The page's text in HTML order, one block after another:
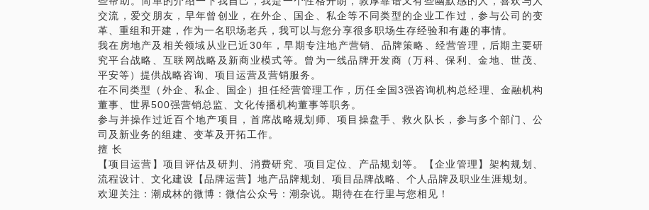
交流，爱交朋友，早年曾创业，在外企、国企、私企等不同类型的企业工作过，参与公司的变
革、重组和开建，作为一名职场老兵，我可以与您分享很多职场生存经验和有趣的事情。
我在房地产及相关领域从业已近30年，早期专注地产营销、品牌策略、经营管理，后期主要研
究平台战略、互联网战略及新商业模式等。曾为一线品牌开发商（万科、保利、金地、世茂、
平安等）提供战略咨询、项目运营及营销服务。
在不同类型（外企、私企、国企）担任经营管理工作，历任全国3强咨询机构总经理、金融机构
董事、世界500强营销总监、文化传播机构董事等职务。
参与并操作过近百个地产项目，首席战略规划师、项目操盘手、救火队长，参与多个部门、公
司及新业务的组建、变革及开拓工作。
擅 长
【项目运营】项目评估及研判、消费研究、项目定位、产品规划等。【企业管理】架构规划、
流程设计、文化建设【品牌运营】地产品牌规划、项目品牌战略、个人品牌及职业生涯规划。
欢迎关注：潮成林的微博：微信公众号：潮杂说。期待在在行里与您相见！